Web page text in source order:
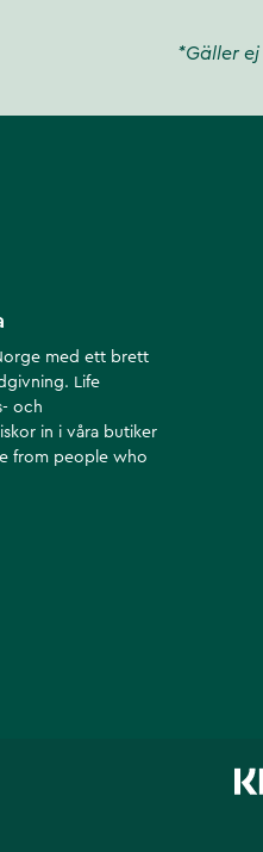
*Gäller
med ett brett
Life
och
in i våra butiker
from people who